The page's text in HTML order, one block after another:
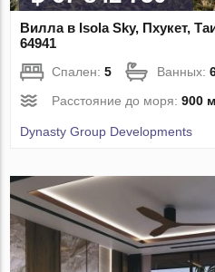
Вилла в Isola Sky, Пхукет,
64941
Спален:5 Ванных:
Расстояние до моря:900 м
Dynasty Group Developments